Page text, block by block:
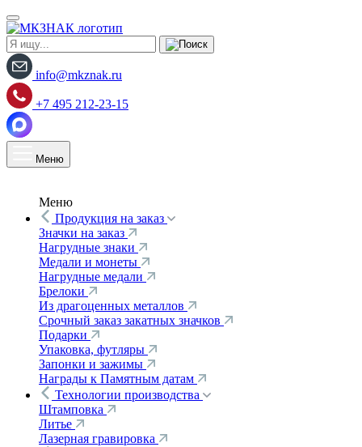
info@mkznak.ru
+7 495 212-23-15
Меню
Меню
Продукция на заказ
Значки на заказ
Нагрудные знаки
Медали и монеты
Нагрудные медали
Брелоки
Из драгоценных металлов
Срочный заказ закатных значков
Подарки
Упаковка, футляры
Запонки и зажимы
Награды к Памятным датам
Технологии производства
Штамповка
Литье
Лазерная гравировка